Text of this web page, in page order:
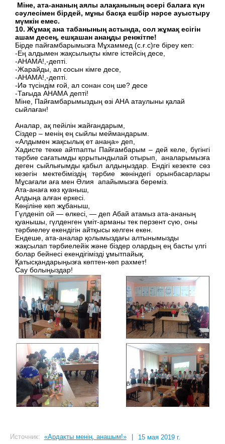
Міне, ата-ананың аялы алақанының әсері балаға күн
сәулесімен бірдей, мұны басқа ешбір нәрсе ауыстыру
мүмкін емес.
10. Жұмақ ана табанының астында, сол жұмақ есігін
ашам десең, ешқашан анаңды ренжітпе!
Бірде пайғамбарымызға Мұхаммед (с.ғ.с)ге біреу кеп:
-Ең алдымен жақсылықты кімге істейсің десе,
-АНАМА!,-депті.
-Жарайды, ал сосын кімге десе,
-АНАМА!,-депті.
-Иә түсіндім ғой, ал сонан соң ше? десе
-Тағыда АНАМА депті!
Міне Пайғамбарымыздың өзі АНА атаулыны қалай
сыйлаған!
Аналар, ақ пейілін жайғандарым,
Сіздер – менің ең сыйлы меймандарым.
«Алдымен жақсылық ет анаңа» деп,
Хадисте текке айтпапты Пайғамбарым – дей келе, бүгінгі
тәрбие сағатымды қорытындылай отырып, аналарымызға
деген сыйлығымды қабыл алдыңыздар. Ендігі кезекте сөз
кезегін мектебіміздің тәрбие жөніндегі орынбасарлары
Мұсағали аға мен Әлия апайымызға береміз.
Ата-анаға көз қуаныш,
Алдыңа алған еркесі.
Көңіліне көп жұбаныш,
Гүлденіп ой — өлкесі, — деп Абай атамыз ата-ананың
қуанышы, гүлденген үміт-арманы тек перзент сүю, оны
тәрбиелеу екендігін айтқысы келген екен.
Ендеше, ата-аналар қолымыздағы алтынымызды
жақсылап тәрбиелейік және біздер олардың ең басты үлгі
болар бейнесі екендігімізді ұмытпайық.
Қатысқандарыңызға көптен-көп рахмет!
Сау болыңыздар!
Источник: «Ардақты менің, анашым!» 15 мая 2019 г.